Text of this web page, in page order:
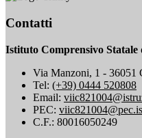
Contatti
Istituto Comprensivo
Via Manzoni, 1 - 36051
Tel: (+39) 0444 520808
Email:
PEC:
C.F.: 80016050249